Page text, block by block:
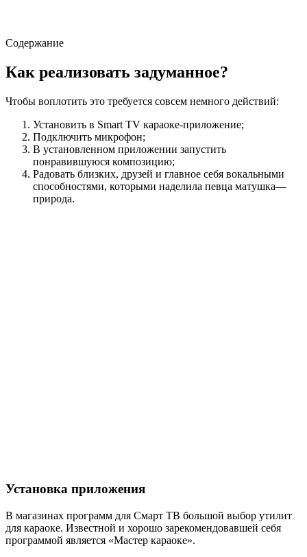
Содержание
Как реализовать задуманное?
Чтобы воплотить это требуется совсем немного действий:
Установить в Smart TV караоке-приложение;
Подключить микрофон;
В установленном приложении запустить
понравившуюся композицию;
Радовать близких, друзей и главное себя вокальными
способностями, которыми наделила певца матушка—
природа.
Установка приложения
В магазинах программ для Смарт ТВ большой выбор утилит
для караоке. Известной и хорошо зарекомендовавшей себя
программой является «Мастер караоке».